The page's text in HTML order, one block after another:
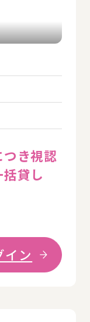
き視認
括貸し
イン